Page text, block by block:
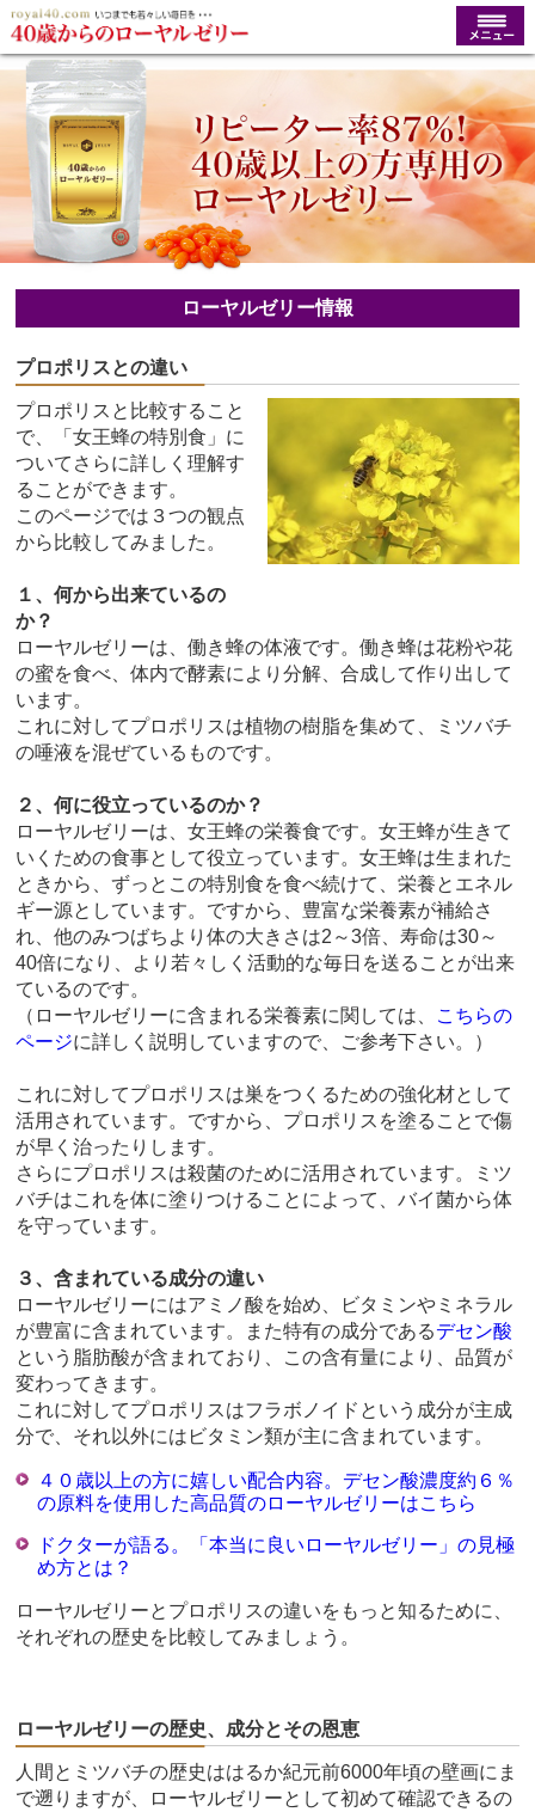
ローヤルゼリー情報
プロポリスとの違い
プロポリスと比較すること
で、「女王蜂の特別食」に
ついてさらに詳しく理解す
ることができます。
このページでは３つの観点
から比較してみました。
１、何から出来ているの
か？
ローヤルゼリーは、働き蜂の体液です。働き蜂は花粉や花
の蜜を食べ、体内で酵素により分解、合成して作り出して
います。
これに対してプロポリスは植物の樹脂を集めて、ミツバチ
の唾液を混ぜているものです。
２、何に役立っているのか？
ローヤルゼリーは、女王蜂の栄養食です。女王蜂が生きて
いくための食事として役立っています。女王蜂は生まれた
ときから、ずっとこの特別食を食べ続けて、栄養とエネル
ギー源としています。ですから、豊富な栄養素が補給さ
れ、他のみつばちより体の大きさは2～3倍、寿命は30～
40倍になり、より若々しく活動的な毎日を送ることが出来
ているのです。
（ローヤルゼリーに含まれる栄養素に関しては、 こちらの
ページに詳しく説明していますので、ご参考下さい。）
これに対してプロポリスは巣をつくるための強化材として
活用されています。ですから、プロポリスを塗ることで傷
が早く治ったりします。
さらにプロポリスは殺菌のために活用されています。ミツ
バチはこれを体に塗りつけることによって、バイ菌から体
を守っています。
３、含まれている成分の違い
ローヤルゼリーにはアミノ酸を始め、ビタミンやミネラル
が豊富に含まれています。また特有の成分であるデセン酸
という脂肪酸が含まれており、この含有量により、品質が
変わってきます。
これに対してプロポリスはフラボノイドという成分が主成
分で、それ以外にはビタミン類が主に含まれています。
４０歳以上の方に嬉しい配合内容。デセン酸濃度約６％
の原料を使用した高品質のローヤルゼリーはこちら
ドクターが語る。「本当に良いローヤルゼリー」の見極
め方とは？
ローヤルゼリーとプロポリスの違いをもっと知るために、
それぞれの歴史を比較してみましょう。
ローヤルゼリーの歴史、成分とその恩恵
人間とミツバチの歴史ははるか紀元前6000年頃の壁画にま
で遡りますが、ローヤルゼリーとして初めて確認できるの